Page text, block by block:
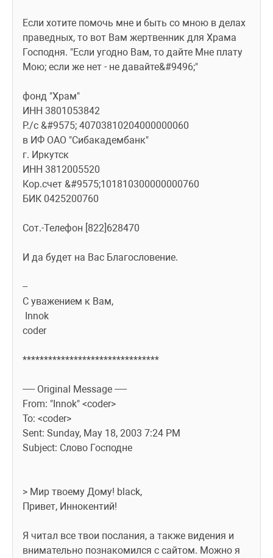
Если хотите помочь мне и быть со мною в делах
праведных, то вот Вам жертвенник для Храма
Господня. "Если угодно Вам, то дайте Мне плату
Мою; если же нет - не давайте&#9496;"
фонд "Храм"
ИНН 3801053842
Р./с &#9575; 40703810204000000060
в ИФ ОАО "Сибакадембанк"
г. Иркутск
ИНН 3812005520
Кор.счет &#9575;101810300000000760
БИК 0425200760
Сот.-Телефон [822]628470
И да будет на Вас Благословение.
--
С уважением к Вам,
Innok
coder
********************************
----- Original Message -----
From: "Innok" <coder>
To: <coder>
Sent: Sunday, May 18, 2003 7:24 PM
Subject: Слово Господне
> Мир твоему Дому! black,
Привет, Иннокентий!
Я читал все твои послания, а также видения и
внимательно познакомился с сайтом. Можно я